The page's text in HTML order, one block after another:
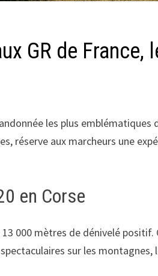
GR de France,
les plus emblématiques
réserve aux marcheurs une
en Corse
000 mètres de dénivelé
sur les